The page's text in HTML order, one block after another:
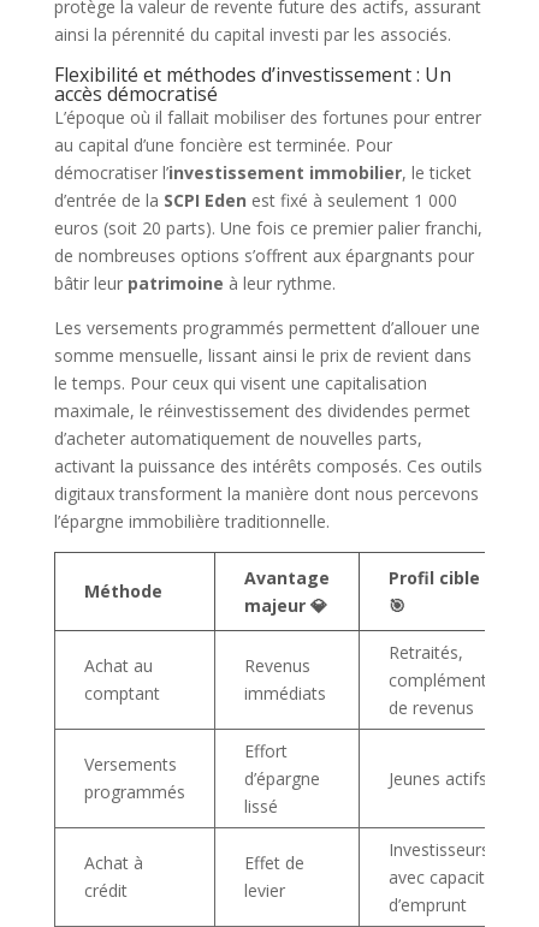
protège la valeur de revente future des actifs, assurant
ainsi la pérennité du capital investi par les associés.
Flexibilité et méthodes d’investissement : Un
accès démocratisé
L’époque où il fallait mobiliser des fortunes pour entrer
au capital d’une foncière est terminée. Pour
démocratiser l’investissement immobilier, le ticket
d’entrée de la SCPI Eden est fixé à seulement 1 000
euros (soit 20 parts). Une fois ce premier palier franchi,
de nombreuses options s’offrent aux épargnants pour
bâtir leur patrimoine à leur rythme.
Les versements programmés permettent d’allouer une
somme mensuelle, lissant ainsi le prix de revient dans
le temps. Pour ceux qui visent une capitalisation
maximale, le réinvestissement des dividendes permet
d’acheter automatiquement de nouvelles parts,
activant la puissance des intérêts composés. Ces outils
digitaux transforment la manière dont nous percevons
l’épargne immobilière traditionnelle.
Méthode
Avantage
majeur 💎
Profil cible
🎯
Achat au
comptant
Revenus
immédiats
Retraités,
compléments
de revenus
Versements
programmés
Effort
d’épargne
lissé
Jeunes actifs
Achat à
crédit
Effet de
levier
Investisseurs
avec capacité
d’emprunt